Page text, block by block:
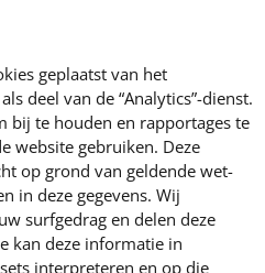
geplaatst van het
deel van de “Analytics”-dienst.
bij te houden en rapportages te
website gebruiken. Deze
op grond van geldende wet-
in deze gegevens. Wij
surfgedrag en delen deze
kan deze informatie in
interpreteren en op die